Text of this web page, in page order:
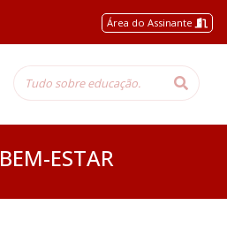
Área do Assinante
BEM-ESTAR